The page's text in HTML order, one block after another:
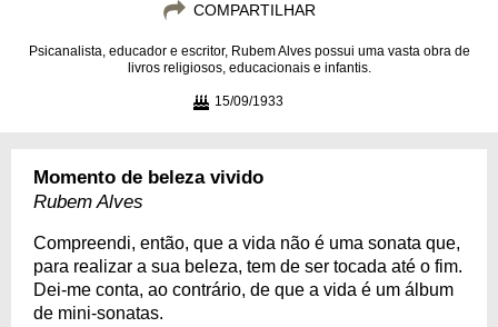
COMPARTILHAR
Psicanalista, educador e escritor, Rubem Alves possui uma vasta obra de
livros religiosos, educacionais e infantis.
15/09/1933
Momento de beleza vivido
Rubem Alves
Compreendi, então, que a vida não é uma sonata que,
para realizar a sua beleza, tem de ser tocada até o fim.
Dei-me conta, ao contrário, de que a vida é um álbum
de mini-sonatas.